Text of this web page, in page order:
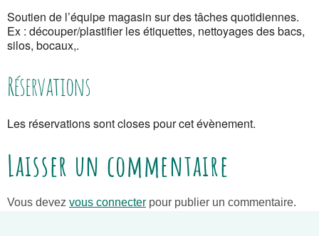
Soutien de l’équipe magasin sur des tâches quotidiennes.
Ex : découper/plastifier les étiquettes, nettoyages des bacs,
silos, bocaux,.
Réservations
Les réservations sont closes pour cet évènement.
Laisser un commentaire
Vous devez vous connecter pour publier un commentaire.